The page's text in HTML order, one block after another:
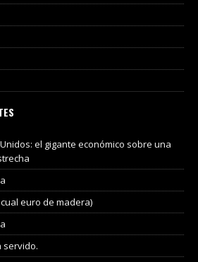
el gigante económico sobre una
euro de madera)
servido.